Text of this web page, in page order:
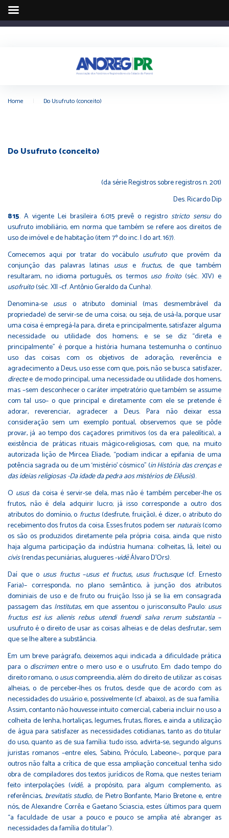
Home Do Usufruto (conceito)
Do Usufruto (conceito)
(da série Registros sobre registros n. 201)
Des. Ricardo Dip
815. A vigente Lei brasileira 6.015 prevê o registrostricto sensudo
usufruto imobiliário, em norma que também se refere aos direitos de
uso de imóvel e de habitação (item 7º do inc. I do art. 167).
Comecemos aqui por tratar do vocábulo usufruto que provém da
conjunção das palavras latinas ususe fructus, de que também
resultaram, no idioma português, os termos uso froito(séc. XIV) e
usofruito(séc. XII -cf. Antônio Geraldo da Cunha).
Denomina-se ususo atributo dominial (mas desmembrável da
propriedade) de servir-se de uma coisa; ou seja, de usá-la, porque usar
uma coisa é empregá-la para, direta e principalmente, satisfazer alguma
necessidade ou utilidade dos homens; e se se diz “direta e
principalmente” é porque a história humana testemunha o contínuo
uso das coisas com os objetivos de adoração, reverência e
agradecimento a Deus, uso esse com que, pois, não se busca satisfazer,
directee de modo principal, uma necessidade ou utilidade dos homens,
mas –sem desconhecer o caráter impetratório que também se assume
com tal uso– o que principal e diretamente com ele se pretende é
adorar, reverenciar, agradecer a Deus. Para não deixar essa
consideração sem um exemplo pontual, observemos que se pôde
provar, já ao tempo dos caçadores primitivos (os da era paleolítica), a
existência de práticas rituais mágico-religiosas, com que, na muito
autorizada lição de Mircea Eliade, “podiam indicar a epifania de uma
potência sagrada ou de um ‘mistério’ cósmico” (inHistória das crenças e
das ideias religiosas -Da idade da pedra aos mistérios de Elêusis).
O ususda coisa é servir-se dela, mas não é também perceber-lhe os
frutos, não é dela adquirir lucro; já isso corresponde a outro dos
atributos do domínio, o fructus(desfrute, fruição), é dizer, o atributo do
recebimento dos frutos da coisa. Esses frutos podem ser naturais(como
os são os produzidos diretamente pela própria coisa, ainda que nisto
haja alguma participação da indústria humana: colheitas, lã, leite) ou
civis(rendas pecuniárias, alugueres -vidēÁlvaro D’Ors).
Daí que o usus fructus–usus et fructus, usus fructusque(cf. Ernesto
Faria)– corresponda, no plano semântico, à junção dos atributos
dominiais de uso e de fruto ou fruição. Isso já se lia em consagrada
passagem das Institutas, em que assentou o jurisconsulto Paulo: usus
fructus est ius alienis rebus utendi fruendi salva rerum substantia–
usufruto é o direito de usar as coisas alheias e de delas desfrutar, sem
que se lhe altere a substância.
Em um breve parágrafo, deixemos aqui indicada a dificuldade prática
para o discrimenentre o mero uso e o usufruto. Em dado tempo do
direito romano, oususcompreendia, além do direito de utilizar as coisas
alheias, o de perceber-lhes os frutos, desde que de acordo com as
necessidades do usuário e, possivelmente (cf. abaixo), as de sua família.
Assim, contanto não houvesse intuito comercial, caberia incluir no uso a
colheita de lenha, hortaliças, legumes, frutas, flores, e ainda a utilização
de água para satisfazer as necessidades cotidianas, tanto as do titular
do uso, quanto as de sua família: tudo isso, advirta-se, segundo alguns
juristas romanos –entre eles, Sabino, Próculo, Labeone–, porque para
outros não falta a crítica de que essa ampliação conceitual tenha sido
obra de compiladores dos textos jurídicos de Roma, que nestes teriam
feito interpolações (vidē, a propósito, para algum complemento, as
referências, brevitatis studio, de Pietro Bonfante, Mario Bretone e, entre
nós, de Alexandre Corrêa e Gaetano Sciascia, estes últimos para quem
“a faculdade de usar a pouco e pouco se amplia até abranger as
necessidades da família do titular”).